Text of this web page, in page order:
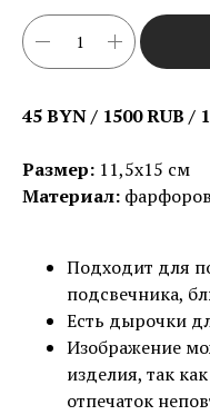
45 BYN / 1500 RUB /
Размер: 11,5х15 см
Материал:
Подходит для
подсвечника,
Есть дырочки
Изображение
изделия, так
отпечаток